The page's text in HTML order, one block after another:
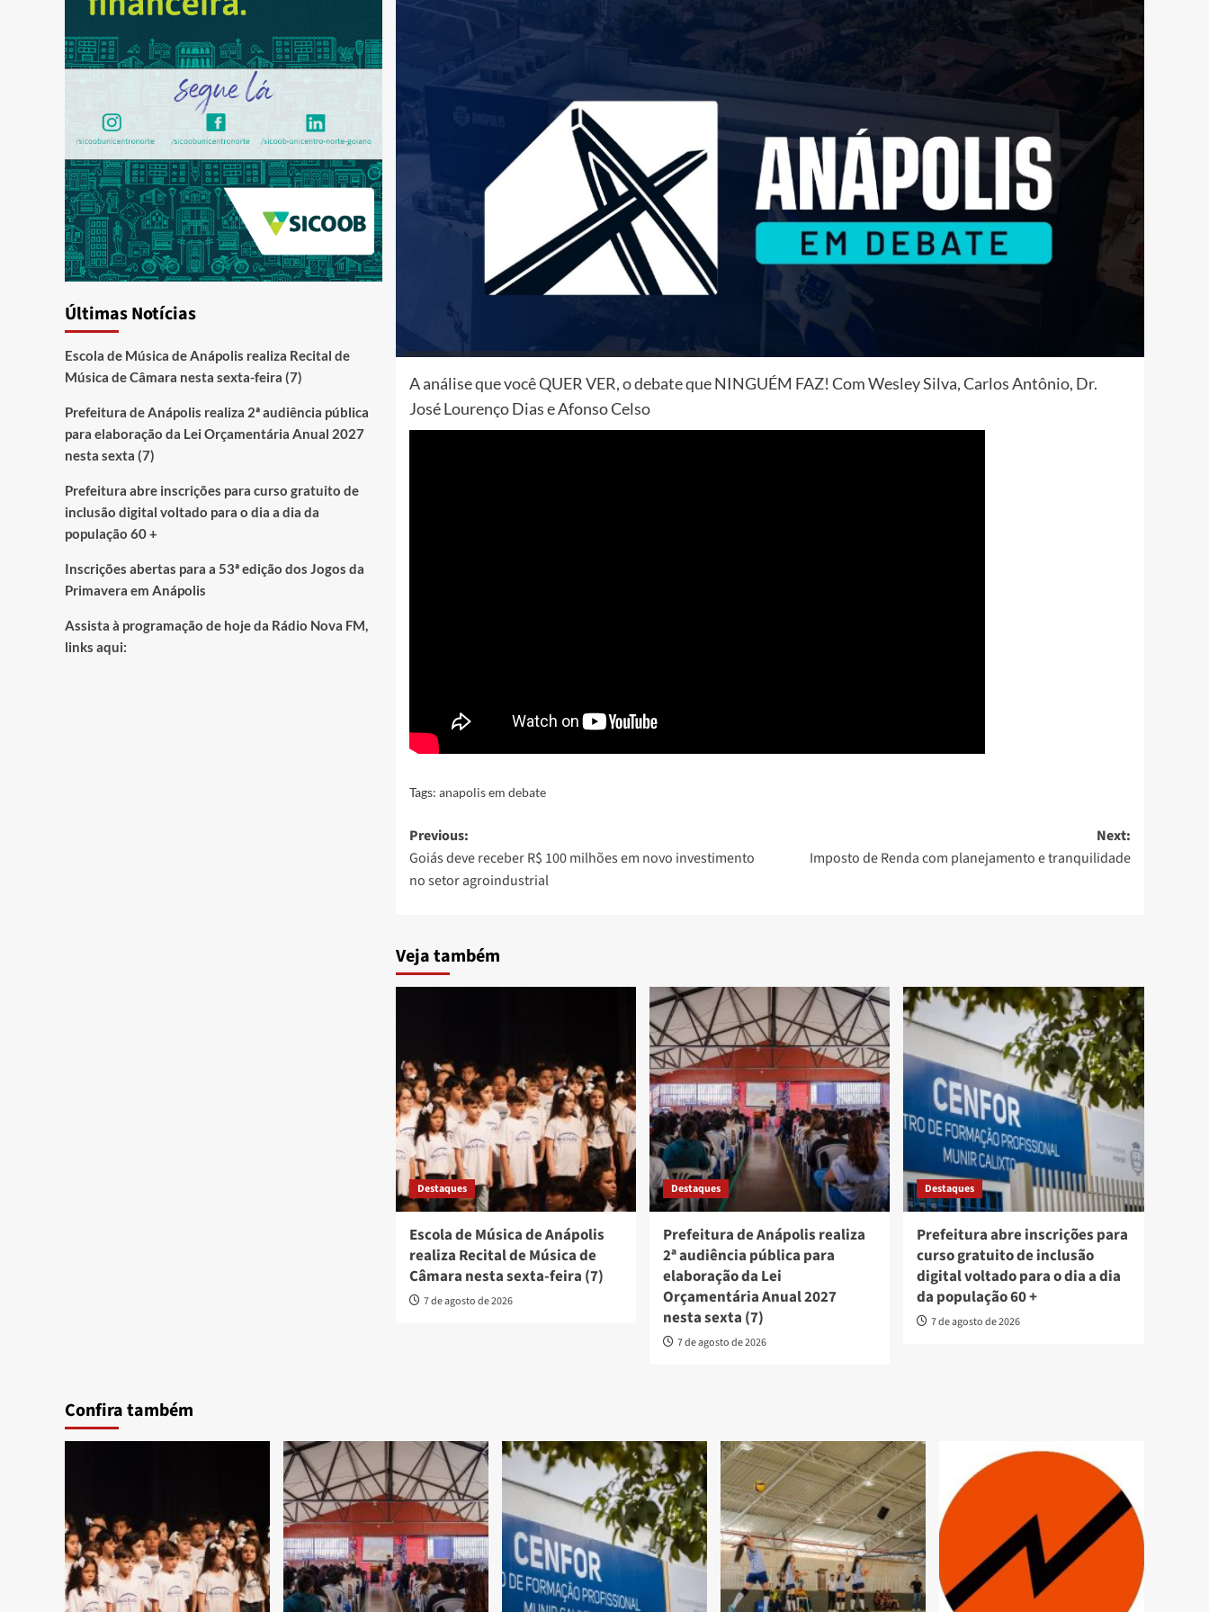
A análise que você QUER VER, o debate que NINGUÉM FAZ! Com Wesley Silva, Carlos Antônio, Dr.
José Lourenço Dias e Afonso Celso
Tags: anapolis em debate
Post
navigation
Previous:
Goiás deve receber R$ 100 milhões em novo investimento
no setor agroindustrial
Next:
Imposto de Renda com planejamento e tranquilidade
Veja também
Destaques
Escola de Música de Anápolis
realiza Recital de Música de
Câmara nesta sexta-feira (7)
7 de agosto de 2026
Destaques
Prefeitura de Anápolis realiza
2ª audiência pública para
elaboração da Lei
Orçamentária Anual 2027
nesta sexta (7)
7 de agosto de 2026
Destaques
Prefeitura abre inscrições para
curso gratuito de inclusão
digital voltado para o dia a dia
da população 60 +
7 de agosto de 2026
Últimas Notícias
Escola de Música de Anápolis realiza Recital de
Música de Câmara nesta sexta-feira (7)
Prefeitura de Anápolis realiza 2ª audiência pública
para elaboração da Lei Orçamentária Anual 2027
nesta sexta (7)
Prefeitura abre inscrições para curso gratuito de
inclusão digital voltado para o dia a dia da
população 60 +
Inscrições abertas para a 53ª edição dos Jogos da
Primavera em Anápolis
Assista à programação de hoje da Rádio Nova FM,
links aqui:
Confira também